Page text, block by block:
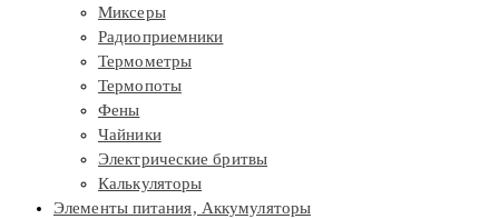
Миксеры
Радиоприемники
Термометры
Термопоты
Фены
Чайники
Электрические бритвы
Калькуляторы
Элементы питания, Аккумуляторы